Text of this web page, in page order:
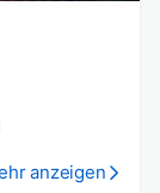
anzeigen